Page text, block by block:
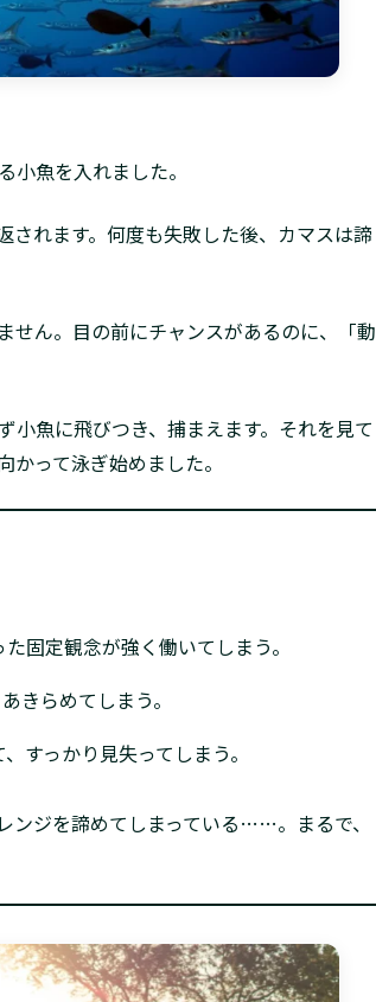
魚を入れました。
れます。何度も失敗した後、カマスは諦
せん。目の前にチャンスがあるのに、「動
魚に飛びつき、捕まえます。それを見て
って泳ぎ始めました。
固定観念が強く働いてしまう。
きらめてしまう。
すっかり見失ってしまう。
ンジを諦めてしまっている……。まるで、